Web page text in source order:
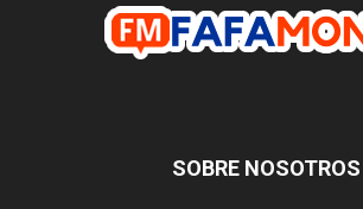
SOBRE NOSOTROS